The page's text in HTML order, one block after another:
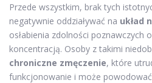
Przede wszystkim, brak tych
negatywnie oddziaływać na układ
osłabienia zdolności poznawczych
koncentracją. Osoby z takimi
chroniczne zmęczenie, które
funkcjonowanie i może